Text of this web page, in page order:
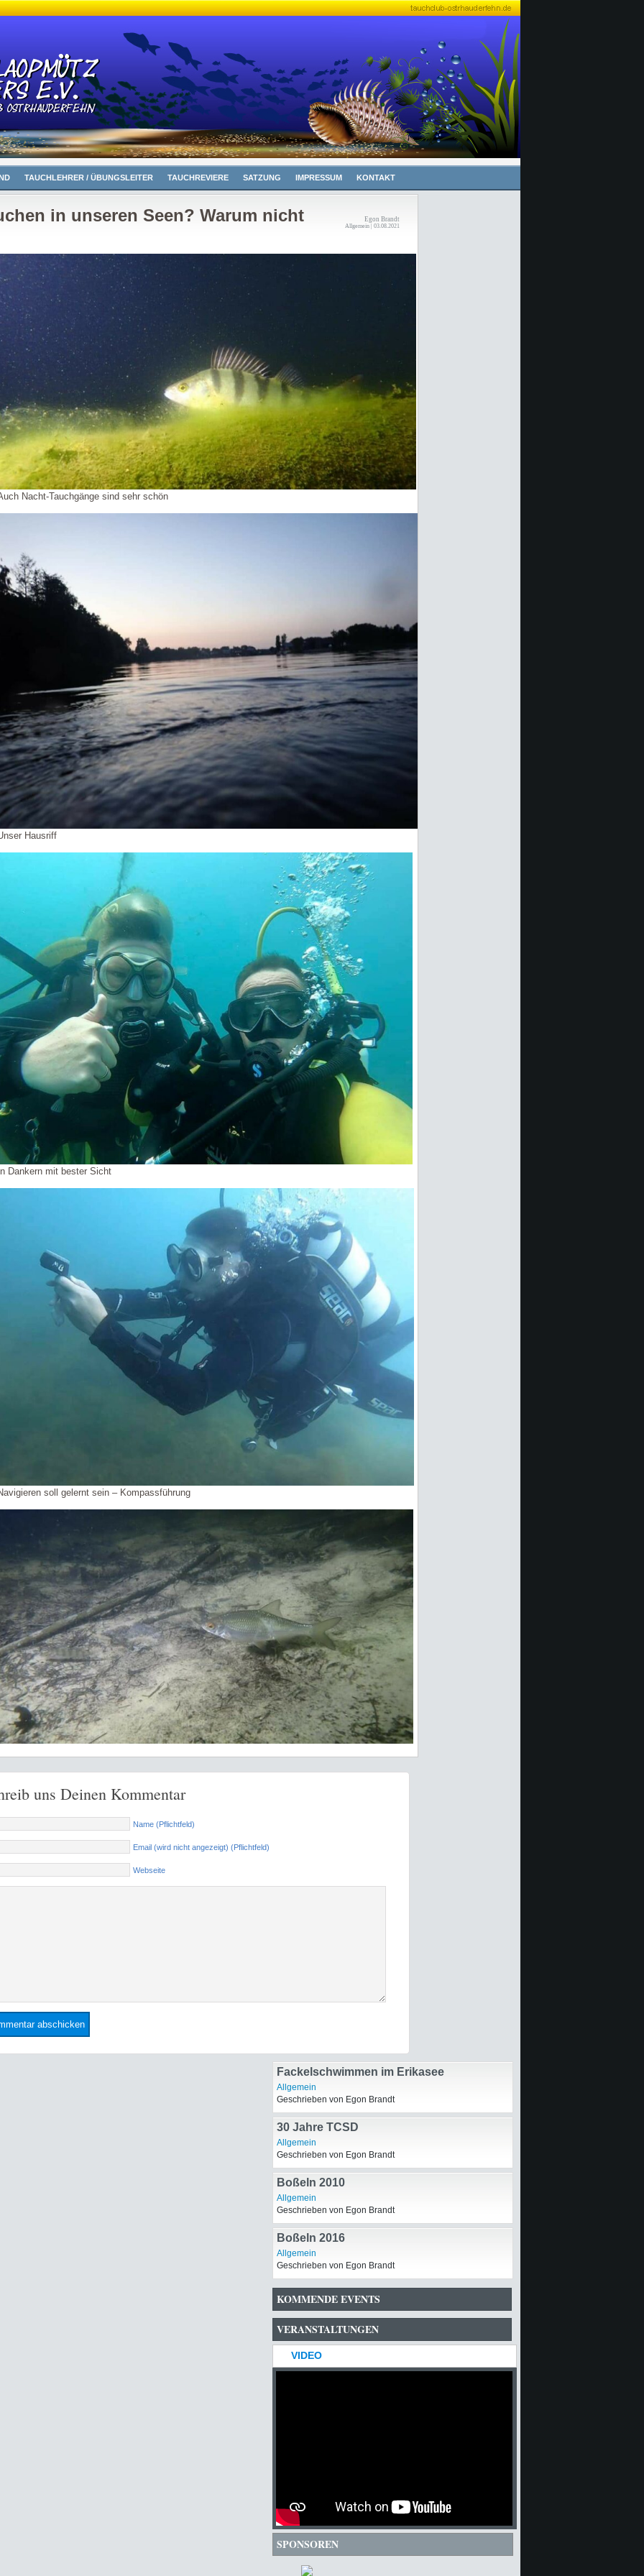
TAUCHLEHRER / ÜBUNGSLEITER TAUCHREVIERE SATZUNG IMPRESSUM KONTAKT
in unseren Seen? Warum nicht Egon Brandt
Allgemein | 03.08.2021
Nacht-Tauchgänge sind sehr schön
Hausriff
Dankern mit bester Sicht
soll gelernt sein – Kompassführung
uns Deinen Kommentar
Name (Pflichtfeld)
Email (wird nicht angezeigt) (Pflichtfeld)
Webseite
Fackelschwimmen im Erikasee
Allgemein
Geschrieben von Egon Brandt
30 Jahre TCSD
Allgemein
Geschrieben von Egon Brandt
Boßeln 2010
Allgemein
Geschrieben von Egon Brandt
Boßeln 2016
Allgemein
Geschrieben von Egon Brandt
KOMMENDE EVENTS
VERANSTALTUNGEN
VIDEO
SPONSOREN